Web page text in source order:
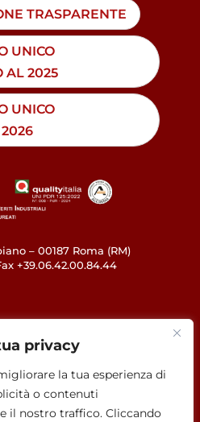
privacy
la tua esperienza di
o contenuti
il nostro traffico. Cliccando
TRASPARENTE
UNICO
AL 2025
UNICO
– 00187 Roma (RM)
+39.06.42.00.84.44